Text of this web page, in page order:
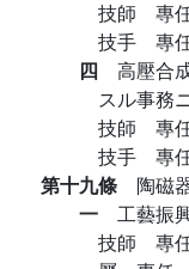
技師 專
技手 專
四 高壓合
スル事務
技師 專
技手 專
第十九條 陶磁
一 工藝振
技師 專